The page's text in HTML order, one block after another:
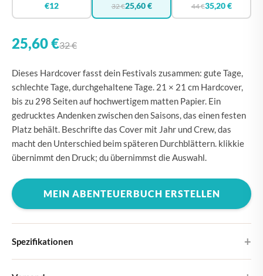
€12 32 €25,60 € 44 €35,20 €
25,60 €32 €
Dieses Hardcover fasst dein Festivals zusammen: gute Tage,
schlechte Tage, durchgehaltene Tage. 21 × 21 cm Hardcover,
bis zu 298 Seiten auf hochwertigem matten Papier. Ein
gedrucktes Andenken zwischen den Saisons, das einen festen
Platz behält. Beschrifte das Cover mit Jahr und Crew, das
macht den Unterschied beim späteren Durchblättern. klikkie
übernimmt den Druck; du übernimmst die Auswahl.
MEIN ABENTEUERBUCH ERSTELLEN
Spezifikationen